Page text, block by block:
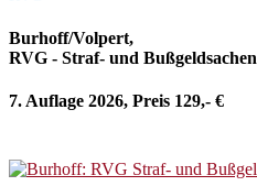
Burhoff/Volpert,
RVG - Straf- und Bußgeldsachen
7. Auflage 2026, Preis 129,- €